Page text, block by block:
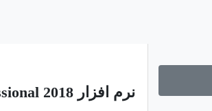
نرم افزار ACDSee Photo Studio Professional 2018